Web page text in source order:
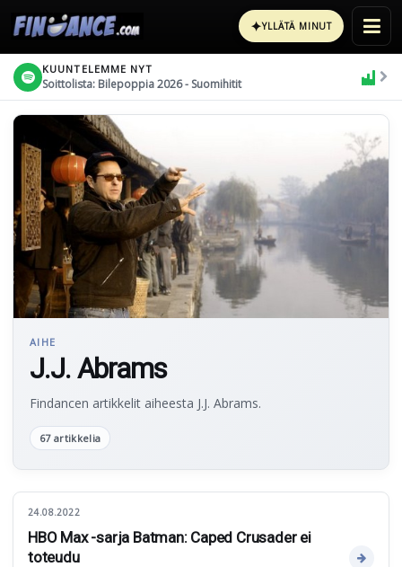
✦YLLÄTÄ MINUT
KUUNTELEMME NYT
Soittolista: Bilepoppia 2026 - Suomihitit
AIHE
J.J. Abrams
Findancen artikkelit aiheesta J.J. Abrams.
67 artikkelia
24.08.2022
HBO Max -sarja Batman: Caped Crusader ei
toteudu